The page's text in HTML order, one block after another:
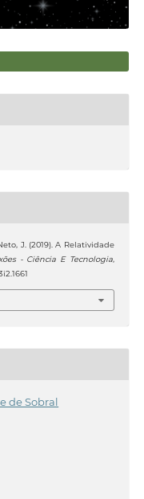
J. (2019). A Relatividade
- Ciência E Tecnologia,
de Sobral